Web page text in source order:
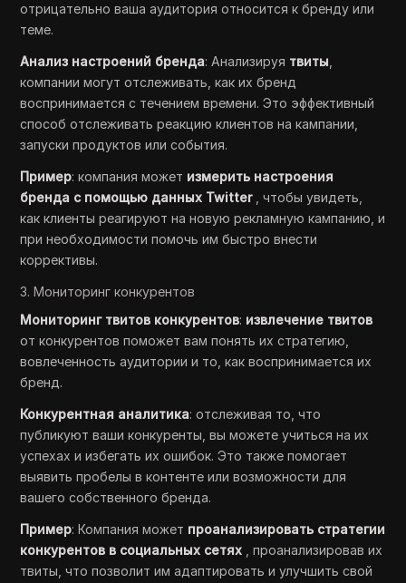
отрицательно ваша аудитория относится к бренду или
теме.
Анализ настроений бренда: Анализируя твиты
компании могут отслеживать, как их бренд
воспринимается с течением времени. Это эффективный
способ отслеживать реакцию клиентов на кампании,
запуски продуктов или события.
Пример: компания может измерить настроения
бренда с помощью данных Twitter, чтобы увидеть,
как клиенты реагируют на новую рекламную кампанию, и
при необходимости помочь им быстро внести
коррективы.
3. Мониторинг конкурентов
Мониторинг твитов конкурентов: извлечение твитов
от конкурентов поможет вам понять их стратегию,
вовлеченность аудитории и то, как воспринимается их
бренд.
Конкурентная аналитика: отслеживая то, что
публикуют ваши конкуренты, вы можете учиться на их
успехах и избегать их ошибок. Это также помогает
выявить пробелы в контенте или возможности для
вашего собственного бренда.
Пример: Компания может проанализировать стратегии
конкурентов в социальных сетях , проанализировав их
твиты, что позволит им адаптировать и улучшить свой